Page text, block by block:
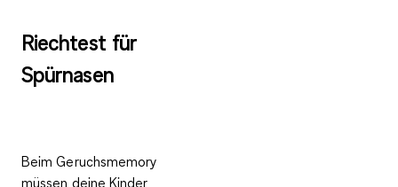
Riechtest für
Spürnasen
Beim Geruchsmemory
müssen deine Kinder